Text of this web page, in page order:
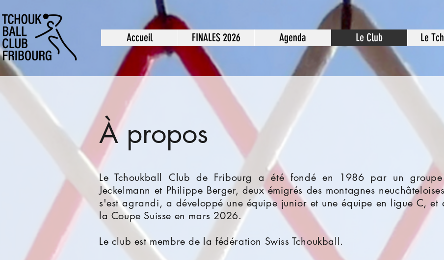
Accueil FINALES 2026 Agenda Le Club Le
À propos
Le Tchoukball Club de Fribourg a été fondé en 1986 par un
Jeckelmann et Philippe Berger, deux émigrés des montagnes
s'est agrandi, a développé une équipe junior et une équipe en ligue C, et
la Coupe Suisse en mars 2026.
Le club est membre de la fédération Swiss Tchoukball.